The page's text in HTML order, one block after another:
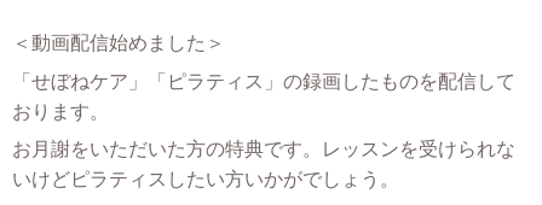
＜動画配信始めました＞
「せぼねケア」「ピラティス」の録画したものを配信して
おります。
お月謝をいただいた方の特典です。レッスンを受けられな
いけどピラティスしたい方いかがでしょう。